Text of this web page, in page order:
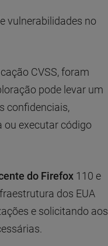
vulnerabilidades no
CVSS, foram
pode levar um
confidenciais,
ou executar código
do Firefox110 e
dos EUA
e solicitando aos